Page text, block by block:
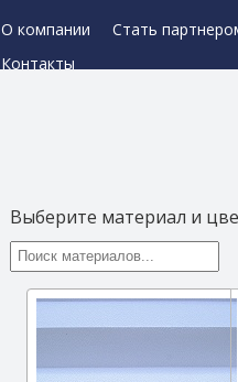
О компании
Стать
Контакты
Выберите материал и